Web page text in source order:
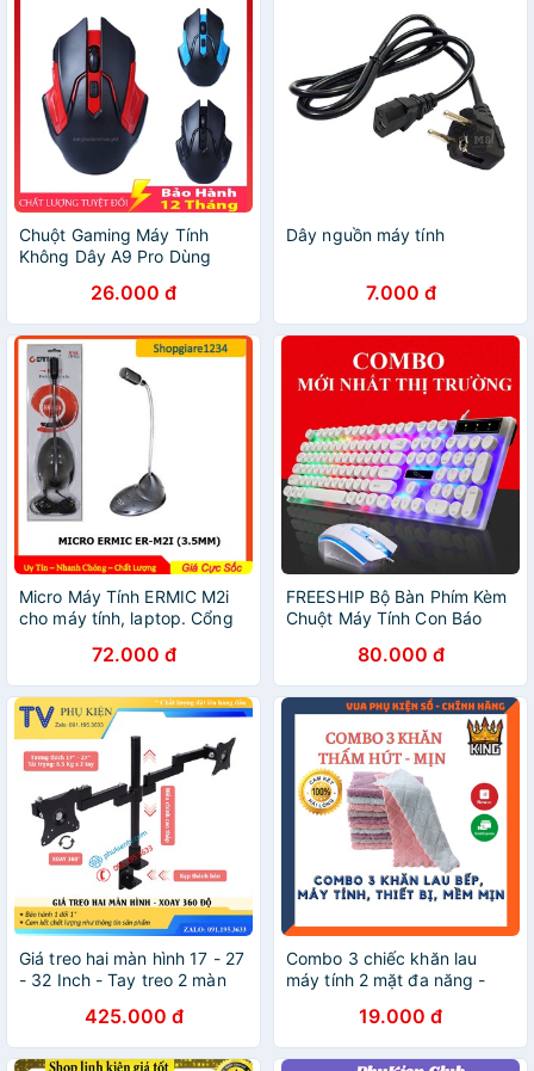
Chuột Gaming Máy Tính
Không Dây A9 Pro Dùng
Cấp Bảo Hành 12 Tháng
26.000 đ
Dây nguồn máy tính
7.000 đ
Micro Máy Tính ERMIC M2i
cho máy tính, laptop. Cổng
72.000 đ
FREESHIP Bộ Bàn Phím Kèm
Chuột Máy Tính Con Báo
Ấn Tượng80.000 đ
Giá treo hai màn hình 17 - 27
- 32 Inch - Tay treo 2 màn
425.000 đ
Combo 3 chiếc khăn lau
máy tính 2 mặt đa năng -
mịn, kháng khuẩn
19.000 đ